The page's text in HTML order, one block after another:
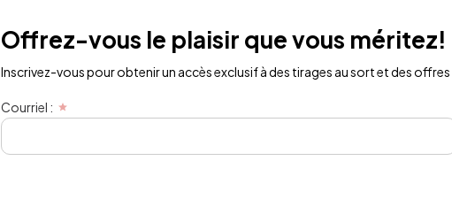
Offrez-vous le plaisir que vous méritez!
Inscrivez-vous pour obtenir un accès exclusif à des tirages au sort et des offres
Courriel :